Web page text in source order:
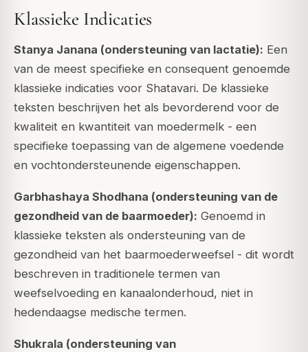
Klassieke Indicaties
Stanya Janana (ondersteuning van lactatie): Een
van de meest specifieke en consequent genoemde
klassieke indicaties voor Shatavari. De klassieke
teksten beschrijven het als bevorderend voor de
kwaliteit en kwantiteit van moedermelk - een
specifieke toepassing van de algemene voedende
en vochtondersteunende eigenschappen.
Garbhashaya Shodhana (ondersteuning van de
gezondheid van de baarmoeder): Genoemd in
klassieke teksten als ondersteuning van de
gezondheid van het baarmoederweefsel - dit wordt
beschreven in traditionele termen van
weefselvoeding en kanaalonderhoud, niet in
hedendaagse medische termen.
Shukrala (ondersteuning van